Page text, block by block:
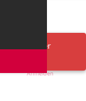
neu oder
Anmelden